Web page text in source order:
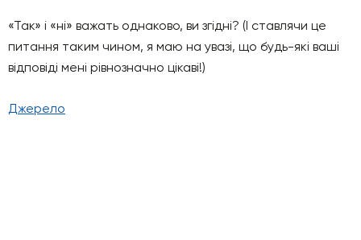
«Так» і «ні» важать однаково, ви згідні? (І ставлячи це
питання таким чином, я маю на увазі, що будь-які ваші
відповіді мені рівнозначно цікаві!)
Джерело